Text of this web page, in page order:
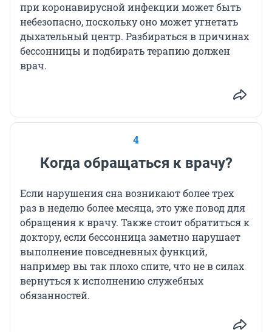
при коронавирусной инфекции может быть
небезопасно, поскольку оно может угнетать
дыхательный центр. Разбираться в причинах
бессонницы и подбирать терапию должен
врач.
4
Когда обращаться к врачу?
Если нарушения сна возникают более трех
раз в неделю более месяца, это уже повод для
обращения к врачу. Также стоит обратиться к
доктору, если бессонница заметно нарушает
выполнение повседневных функций,
например вы так плохо спите, что не в силах
вернуться к исполнению служебных
обязанностей.